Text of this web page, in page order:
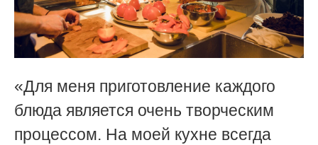
«Для меня приготовление каждого
блюда является очень творческим
процессом. На моей кухне всегда